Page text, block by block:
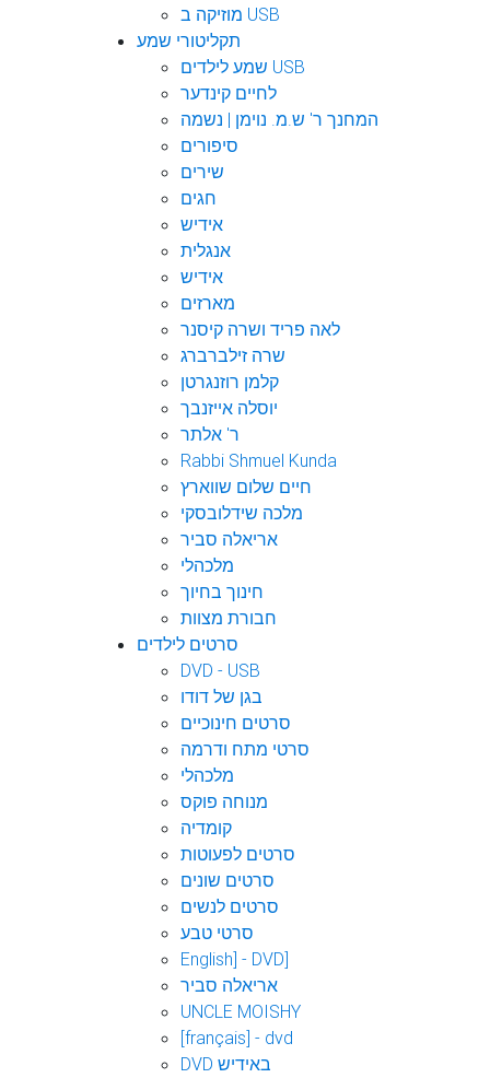
מוזיקה ב USB
תקליטורי שמע
שמע לילדים USB
לחיים קינדער
המחנך ר' ש.מ. נוימן | נשמה
סיפורים
שירים
חגים
אידיש
אנגלית
אידיש
מארזים
לאה פריד ושרה קיסנר
שרה זילברברג
קלמן רוזנגרטן
יוסלה אייזנבך
ר' אלתר
Rabbi Shmuel Kunda
חיים שלום שווארץ
מלכה שידלובסקי
אריאלה סביר
מלכהלי
חינוך בחיוך
חבורת מצוות
סרטים לילדים
DVD - USB
בגן של דודו
סרטים חינוכיים
סרטי מתח ודרמה
מלכהלי
מנוחה פוקס
קומדיה
סרטים לפעוטות
סרטים שונים
סרטים לנשים
סרטי טבע
English] - DVD]
אריאלה סביר
UNCLE MOISHY
[français] - dvd
DVD באידיש